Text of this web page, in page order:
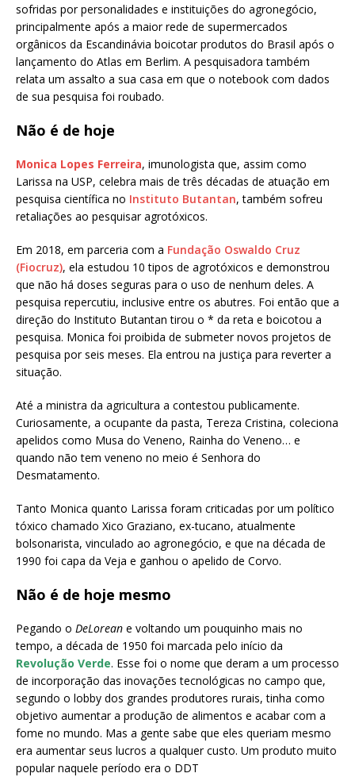
sofridas por personalidades e instituições do agronegócio,
principalmente após a maior rede de supermercados
orgânicos da Escandinávia boicotar produtos do Brasil após o
lançamento do Atlas em Berlim. A pesquisadora também
relata um assalto a sua casa em que o notebook com dados
de sua pesquisa foi roubado.
Não é de hoje
Monica Lopes Ferreira, imunologista que, assim como
Larissa na USP, celebra mais de três décadas de atuação em
pesquisa científica no Instituto Butantan, também sofreu
retaliações ao pesquisar agrotóxicos.
Em 2018, em parceria com a Fundação Oswaldo Cruz
(Fiocruz), ela estudou 10 tipos de agrotóxicos e demonstrou
que não há doses seguras para o uso de nenhum deles. A
pesquisa repercutiu, inclusive entre os abutres. Foi então que a
direção do Instituto Butantan tirou o * da reta e boicotou a
pesquisa. Monica foi proibida de submeter novos projetos de
pesquisa por seis meses. Ela entrou na justiça para reverter a
situação.
Até a ministra da agricultura a contestou publicamente.
Curiosamente, a ocupante da pasta, Tereza Cristina, coleciona
apelidos como Musa do Veneno, Rainha do Veneno… e
quando não tem veneno no meio é Senhora do
Desmatamento.
Tanto Monica quanto Larissa foram criticadas por um político
tóxico chamado Xico Graziano, ex-tucano, atualmente
bolsonarista, vinculado ao agronegócio, e que na década de
1990 foi capa da Veja e ganhou o apelido de Corvo.
Não é de hoje mesmo
Pegando o DeLorean e voltando um pouquinho mais no
tempo, a década de 1950 foi marcada pelo início da
Revolução Verde. Esse foi o nome que deram a um processo
de incorporação das inovações tecnológicas no campo que,
segundo o lobby dos grandes produtores rurais, tinha como
objetivo aumentar a produção de alimentos e acabar com a
fome no mundo. Mas a gente sabe que eles queriam mesmo
era aumentar seus lucros a qualquer custo. Um produto muito
popular naquele período era o DDT